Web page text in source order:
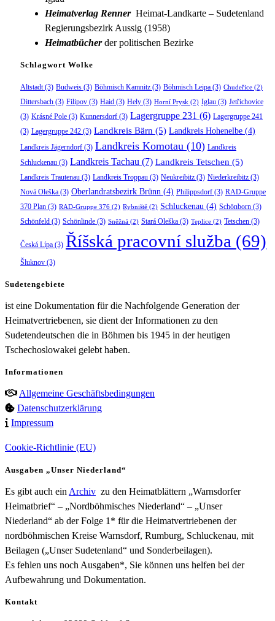
Heimatverlag Renner Heimat-Landkarte – Sudetenland
Regierungsbezirk Aussig (1958)
Heimatbücherder politischen Bezirke
Schlagwort Wolke
Altstadt(3) Budweis (3) Böhmisch Kamnitz (3) Böhmisch Leipa (3) Chudeřice (2)
Dittersbach (3) Filipov (3) Haid (3) Hely (3) Horní Prysk (2) Iglau (3) Jetřichovice
(3) Krásné Pole (3) Kunnersdorf (3) Lagergruppe 231 (6) Lagergruppe 241
(3) Lagergruppe 242 (3) Landkreis Bärn (5) Landkreis Hohenelbe (4)
Landkreis Jägerndorf (3) Landkreis Komotau (10) Landkreis
Schluckenau (3) Landkreis Tachau (7) Landkreis Tetschen (5)
Landkreis Trautenau (3) Landkreis Troppau (3) Neukreibitz (3) Niederkreibitz (3)
Nová Oleška (3) Oberlandratsbezirk Brünn (4) Philippsdorf (3) RAD-Gruppe
370 Plan (3) RAD-Gruppe 376 (2) Rybniště (2) Schluckenau (4) Schönborn (3)
Schönfeld (3) Schönlinde (3) Sněžná (2) Stará Oleška (3) Teplice (2) Tetschen (3)
Česká Lípa (3) Říšská pracovní služba (69)
Šluknov (3)
Sudetengebiete
ist eine Dokumentation für die Nachfolgende Generation der
Heimatvertriebenen, sie dient der Informationen zu den
Sudetendeutschen die in Böhmen bis 1945 in der heutigen
Tschechoslowakei gelebt haben.
Informationen
Allgemeine Geschäftsbedingungen
Datenschutzerklärung
Impressum
Cookie-Richtlinie (EU)
Ausgaben „Unser Niederland“
Es gibt auch ein Archiv zu den Heimatblättern „Warnsdorfer
Heimatbrief“ – „Nordböhmisches Niederland“ – „Unser
Niederland“ ab der Folge 1* für die Heimatvertriebenen der
nordböhmischen Kreise Warnsdorf, Rumburg, Schluckenau, mit
Beilagen („Unser Sudetenland“ und Sonderbeilagen).
Es fehlen uns noch Ausgaben*, Sie können uns helfen bei der
Aufbewahrung und Dokumentation.
Kontakt